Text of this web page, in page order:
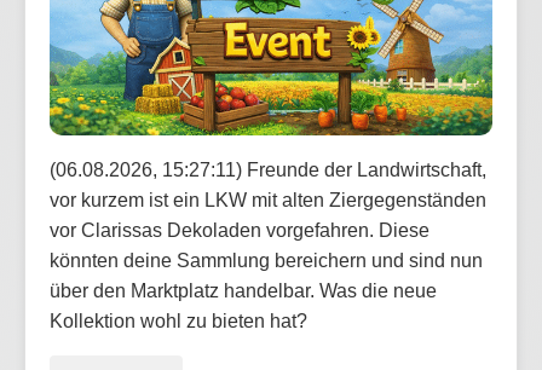
(06.08.2026, 15:27:11) Freunde der Landwirtschaft,
vor kurzem ist ein LKW mit alten Ziergegenständen
vor Clarissas Dekoladen vorgefahren. Diese
könnten deine Sammlung bereichern und sind nun
über den Marktplatz handelbar. Was die neue
Kollektion wohl zu bieten hat?